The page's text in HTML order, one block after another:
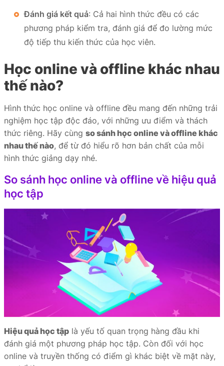
Đánh giá kết quả: Cả hai hình thức đều có các
phương pháp kiểm tra, đánh giá để đo lường mức
độ tiếp thu kiến thức của học viên.
Học online và offline khác nhau
thế nào?
Hình thức học online và offline đều mang đến những trải
nghiệm học tập độc đáo, với những ưu điểm và thách
thức riêng. Hãy cùng so sánh học online và offline khác
nhau thế nào, để từ đó hiểu rõ hơn bản chất của mỗi
hình thức giảng dạy nhé.
So sánh học online và offline về hiệu quả
học tập
Hiệu quả học tập là yếu tố quan trọng hàng đầu khi
đánh giá một phương pháp học tập. Còn đối với học
online và truyền thống có điểm gì khác biệt về mặt này,